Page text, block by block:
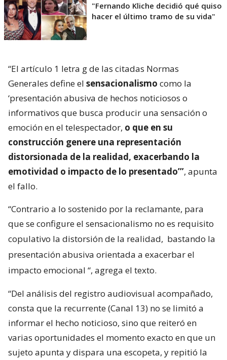
"Fernando Kliche decidió qué quiso
hacer el último tramo de su vida"
“El artículo 1 letra g de las citadas Normas
Generales define el sensacionalismo como la
‘presentación abusiva de hechos noticiosos o
informativos que busca producir una sensación o
emoción en el telespectador, o que en su
construcción genere una representación
distorsionada de la realidad, exacerbando la
emotividad o impacto de lo presentado’”, apunta
el fallo.
“Contrario a lo sostenido por la reclamante, para
que se configure el sensacionalismo no es requisito
copulativo la distorsión de la realidad, bastando la
presentación abusiva orientada a exacerbar el
impacto emocional “, agrega el texto.
“Del análisis del registro audiovisual acompañado,
consta que la recurrente (Canal 13) no se limitó a
informar el hecho noticioso, sino que reiteró en
varias oportunidades el momento exacto en que un
sujeto apunta y dispara una escopeta, y repitió la